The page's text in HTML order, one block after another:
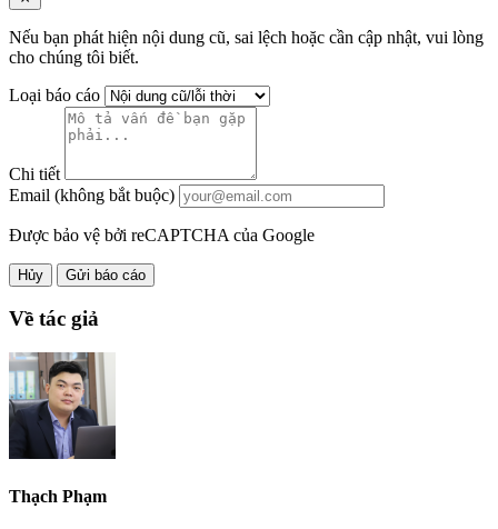
Nếu bạn phát hiện nội dung cũ, sai lệch hoặc cần cập nhật, vui lòng
cho chúng tôi biết.
Loại báo cáo
Chi tiết
Email (không bắt buộc)
Được bảo vệ bởi reCAPTCHA của Google
Hủy Gửi báo cáo
Về tác giả
Thạch Phạm